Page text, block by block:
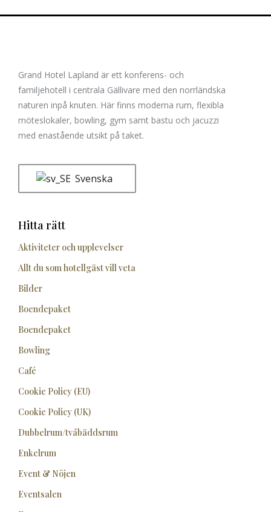
Grand Hotel Lapland är ett konferens- och
familjehotell i centrala Gällivare med den norrländska
naturen inpå knuten. Här finns moderna rum, flexibla
möteslokaler, bowling, gym samt bastu och jacuzzi
med enastående utsikt på taket.
Svenska
Hitta rätt
Aktiviteter och upplevelser
Allt du som hotellgäst vill veta
Bilder
Boendepaket
Boendepaket
Bowling
Café
Cookie Policy (EU)
Cookie Policy (UK)
Dubbelrum/tvåbäddsrum
Enkelrum
Event & Nöjen
Eventsalen